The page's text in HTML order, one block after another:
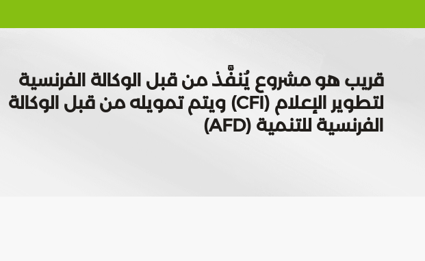
قريب هو مشروع يُنفَّذ من قبل الوكالة الفرنسية
لتطوير الإعلام (CFI) ويتم تمويله من قبل الوكالة
الفرنسية للتنمية (AFD)